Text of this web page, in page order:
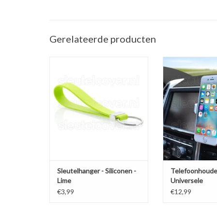
Gerelateerde producten
TOEVOEGEN AAN WINKELWAGEN
Sleutelhanger - Siliconen -
Lime
€3,99
Telefoonhouder
(Universele
in de
TOEVOEGEN AAN
Universele
ventilatiehouder
€12,99